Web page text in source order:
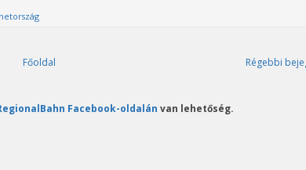
Régebbi
Főoldal
Facebook-oldalán van lehetőség.